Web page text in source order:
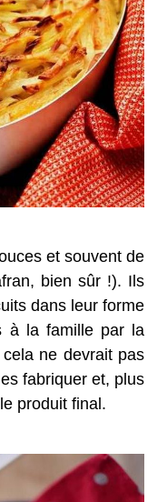
et souvent de
bien sûr !). Ils
dans leur forme
à la famille par la
ne devrait pas
fabriquer et, plus
produit final.